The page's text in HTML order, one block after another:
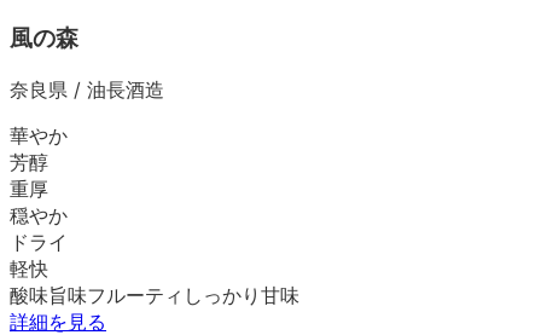
風の森
奈良県 / 油長酒造
華やか
芳醇
重厚
穏やか
ドライ
軽快
酸味旨味フルーティ しっかり 甘味
詳細を見る